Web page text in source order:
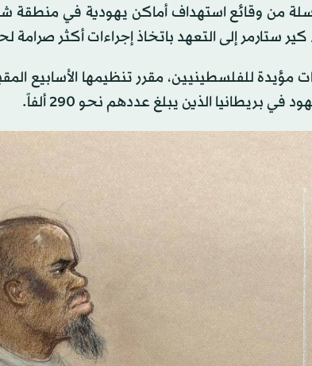
‌من وقائع استهداف أماكن يهودية ​في منطقة
كير ستارمر إلى التعهد باتخاذ إجراءات أكثر صرامة
مؤيدة للفلسطينيين، مقرر تنظيمها الأسابيع
في بريطانيا ⁠الذين يبلغ عددهم نحو 290 ألفاً.